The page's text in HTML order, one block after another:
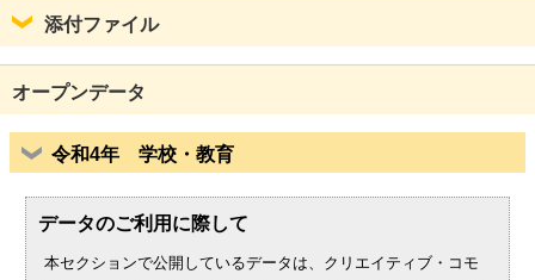
添付ファイル
オープンデータ
令和4年 学校・教育
データのご利用に際して
本セクションで公開しているデータは、クリエイティブ・コモ